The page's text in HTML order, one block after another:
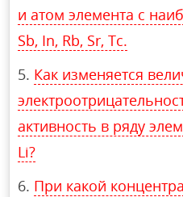
и атом элемента с
Sb, In, Rb, Sr, Tc.
Как изменяется
активность в ряду
Li?
При какой